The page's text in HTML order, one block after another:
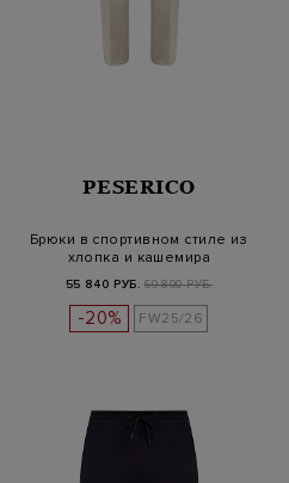
PESERICO
Брюки в спортивном стиле из
хлопка и кашемира
55 840 РУБ. 69 800 РУБ.
-20% FW25/26